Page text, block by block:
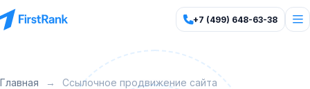
+7 (499) 648-63-38
Главная → Ссылочное продвижение сайта